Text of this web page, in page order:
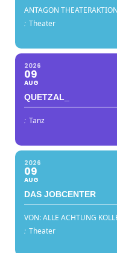
ANTAGON THEATERAKTION
: Theater
2026
09
AUG
QUETZAL_
: Tanz
2026
09
AUG
DAS JOBCENTER
VON: ALLE ACHTUNG
: Theater